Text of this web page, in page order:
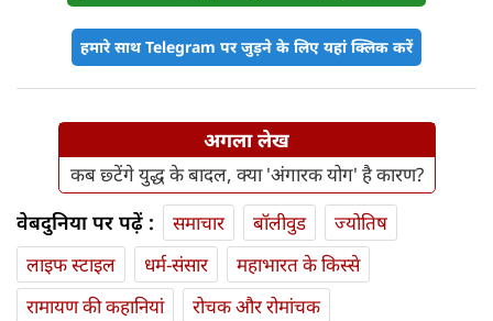
हमारे साथ Telegram पर जुड़ने के लिए यहां क्लिक करें
अगला लेख
कब छ्टेंगे युद्ध के बादल, क्या 'अंगारक योग' है कारण?
वेबदुनिया पर पढ़ें : समाचार बॉलीवुड
ज्योतिष
लाइफ स्‍टाइल
धर्म-संसार
महाभारत के किस्से
रामायण की कहानियां
रोचक और रोमांचक